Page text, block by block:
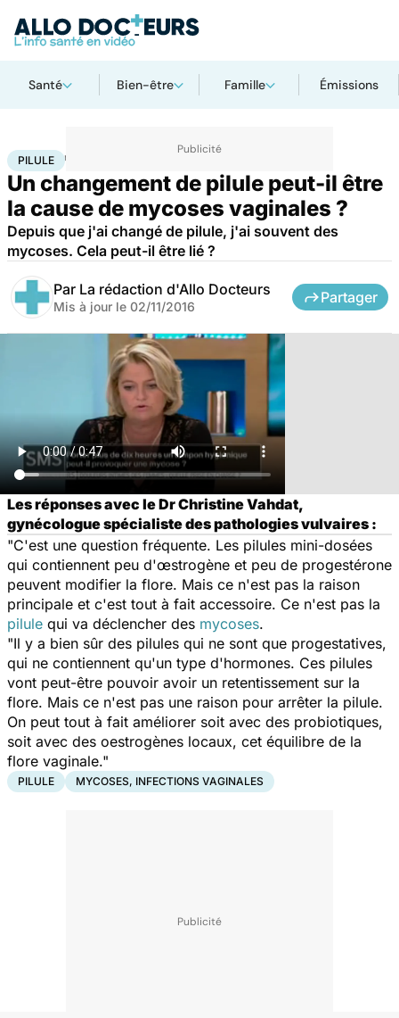
Santé Bien-être Famille Émissions
AccueilSanté
PILULE
Un changement de pilule peut-il être
la cause de mycoses vaginales ?
Depuis que j'ai changé de pilule, j'ai souvent des
mycoses. Cela peut-il être lié ?
Par La rédaction d'Allo Docteurs
Mis à jour le 02/11/2016
Partager
Les réponses avec le Dr Christine Vahdat,
gynécologue spécialiste des pathologies vulvaires :
"C'est une question fréquente. Les pilules mini-dosées
qui contiennent peu d'œstrogène et peu de progestérone
peuvent modifier la flore. Mais ce n'est pas la raison
principale et c'est tout à fait accessoire. Ce n'est pas la
pilule qui va déclencher des mycoses.
"Il y a bien sûr des pilules qui ne sont que progestatives,
qui ne contiennent qu'un type d'hormones. Ces pilules
vont peut-être pouvoir avoir un retentissement sur la
flore. Mais ce n'est pas une raison pour arrêter la pilule.
On peut tout à fait améliorer soit avec des probiotiques,
soit avec des oestrogènes locaux, cet équilibre de la
flore vaginale."
PILULE MYCOSES, INFECTIONS VAGINALES